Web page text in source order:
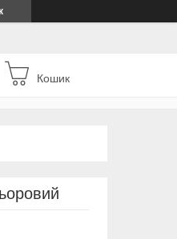
Кошик